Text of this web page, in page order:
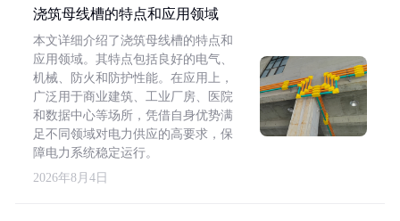
浇筑母线槽的特点和应用领域
本文详细介绍了浇筑母线槽的特点和
应用领域。其特点包括良好的电气、
机械、防火和防护性能。在应用上，
广泛用于商业建筑、工业厂房、医院
和数据中心等场所，凭借自身优势满
足不同领域对电力供应的高要求，保
障电力系统稳定运行。
2026年8月4日